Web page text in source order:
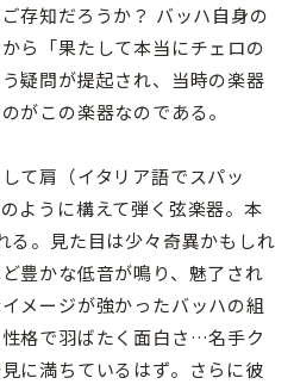
存知だろうか？ バッハ自身の
ら「果たして本当にチェロの
疑問が提起され、当時の楽器
がこの楽器なのである。
て肩（イタリア語でスパッ
ように構えて弾く弦楽器。本
る。見た目は少々奇異かもしれ
豊かな低音が鳴り、魅了され
メージが強かったバッハの組
格で羽ばたく面白さ…名手ク
に満ちているはず。さらに彼